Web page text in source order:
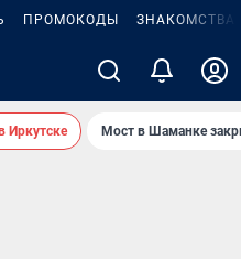
ПРОМОКОДЫ ЗНАКОМСТВА
Иркутске Мост в Шаманке